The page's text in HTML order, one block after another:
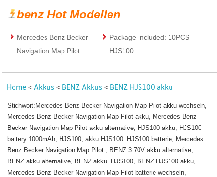
benz Hot Modellen
Mercedes Benz Becker
Navigation Map Pilot
Package Included: 10PCS
HJS100
Home <Akkus < BENZ Akkus < BENZ HJS100 akku
Stichwort:Mercedes Benz Becker Navigation Map Pilot akku wechseln,
Mercedes Benz Becker Navigation Map Pilot akku, Mercedes Benz
Becker Navigation Map Pilot akku alternative, HJS100 akku, HJS100
battery 1000mAh, HJS100, akku HJS100, HJS100 batterie, Mercedes
Benz Becker Navigation Map Pilot , BENZ 3.70V akku alternative,
BENZ akku alternative, BENZ akku, HJS100, BENZ HJS100 akku,
Mercedes Benz Becker Navigation Map Pilot batterie wechseln,